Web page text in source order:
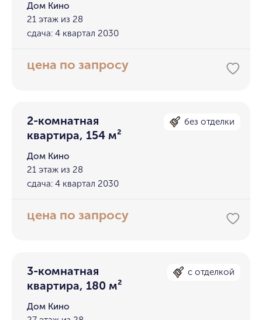
Дом Кино
21 этаж из 28
сдача: 4 квартал 2030
цена по запросу
2-комнатная
квартира, 154 м²
без отделки
Дом Кино
21 этаж из 28
сдача: 4 квартал 2030
цена по запросу
3-комнатная
квартира, 180 м²
с отделкой
Дом Кино